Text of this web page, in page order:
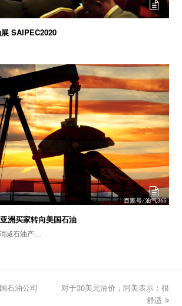
SAIPEC2020
洲买家转向美国石油
减石油产…
石油公司
next
对于30美元油价，阿美表示：很
舒适